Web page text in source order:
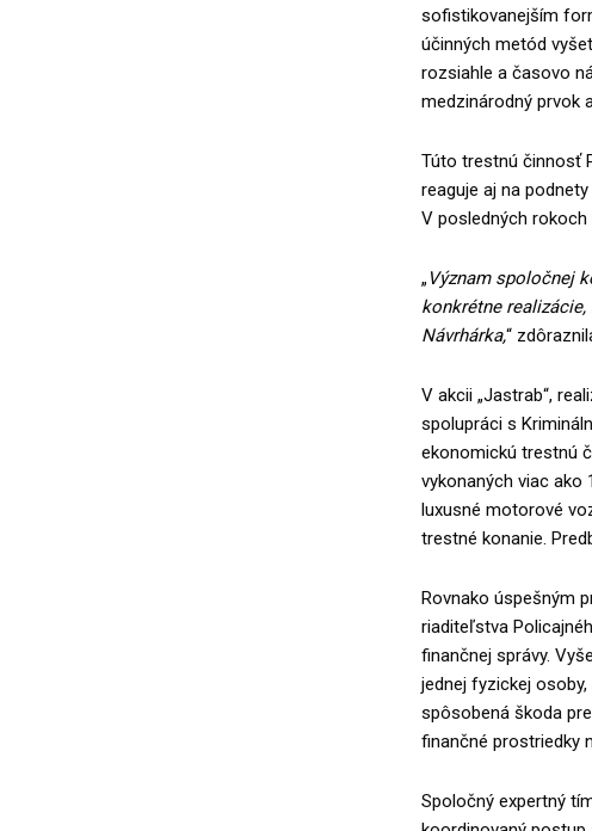
sofistikovanejším
účinných metód
rozsiahle a časovo
medzinárodný prvok
Túto trestnú činnosť
reaguje aj na
V posledných
„ Význam spoločnej
konkrétne
Návrhárka,“
V akcii „Jastrab“,
spolupráci s
ekonomickú trestnú
vykonaných viac ako
luxusné motorové
trestné konanie.
Rovnako úspešným
riaditeľstva
finančnej správy.
jednej fyzickej
spôsobená škoda
finančné prostriedky
Spoločný expertný